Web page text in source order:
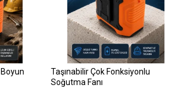
Taşınabilir Çok Fonksiyonlu
Soğutma Fanı